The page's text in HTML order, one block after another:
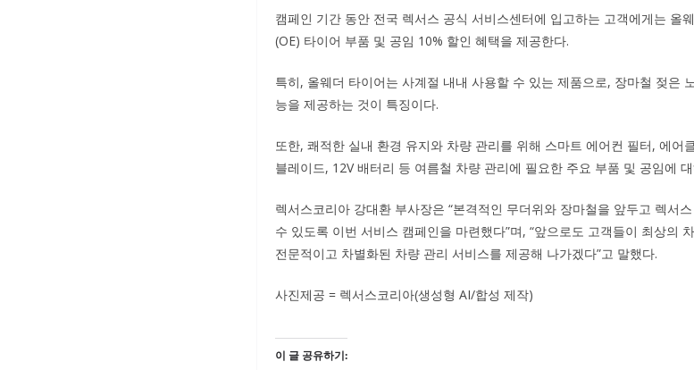
캠페인 기간 동안 전국 렉서스 공식 서비스센터에 입고하는 고객에게는 올
(OE) 타이어 부품 및 공임 10% 할인 혜택을 제공한다.
특히, 올웨더 타이어는 사계절 내내 사용할 수 있는 제품으로, 장마철 젖은
능을 제공하는 것이 특징이다.
또한, 쾌적한 실내 환경 유지와 차량 관리를 위해 스마트 에어컨 필터, 에어
블레이드, 12V 배터리 등 여름철 차량 관리에 필요한 주요 부품 및 공임에
렉서스코리아 강대환 부사장은 “본격적인 무더위와 장마철을 앞두고 렉서
수 있도록 이번 서비스 캠페인을 마련했다”며, “앞으로도 고객들이 최상의
전문적이고 차별화된 차량 관리 서비스를 제공해 나가겠다”고 말했다.
사진제공 = 렉서스코리아(생성형 AI/합성 제작)
이 글 공유하기: